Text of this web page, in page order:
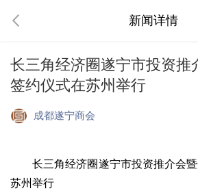
新闻详情
长三角经济圈遂宁市投资推
签约仪式在苏州举行
成都遂宁商会
长三角经济圈遂宁市投资推介会
苏州举行